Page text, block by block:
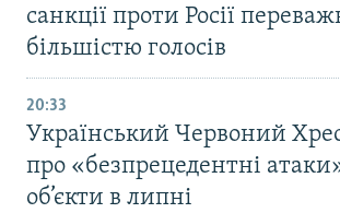
санкції проти Росії
більшістю голосів
20:33
Український Червоний
про «безпрецедентні
об’єкти в липні